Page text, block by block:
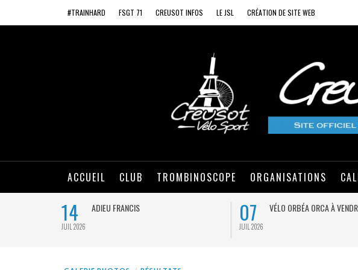
#TRAINHARD FSGT 71 CREUSOT INFOS LE JSL CRÉATION DE SITE WEB
ACCUEIL CLUB TROMBINOSCOPE ORGANISATIONS
14
JUIL 2026
ADIEU FRANCIS 07
JUIL 2026
VÉLO ORBÉA ORCA À